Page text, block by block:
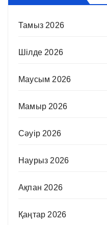
Тамыз 2026
Шілде 2026
Маусым 2026
Мамыр 2026
Сәуір 2026
Наурыз 2026
Ақпан 2026
Қаңтар 2026